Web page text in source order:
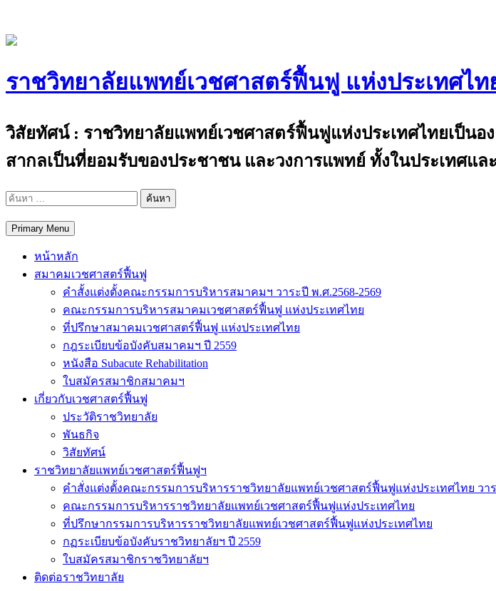
content
ราชวิทยาลัยแพทย์เวชศาสตร์ฟื้นฟู แห่งประเทศไท
วิสัยทัศน์ : ราชวิทยาลัยแพทย์เวชศาสตร์ฟื้นฟูแห่งประเทศไทยเป็
สากลเป็นที่ยอมรับของประชาชน และวงการแพทย์ ทั้งในประเทศแล
ค้นหา
Primary Menu
หน้าหลัก
สมาคมเวชศาสตร์ฟื้นฟู
คำสั้งแต่งตั้งคณะกรรมการบริหารสมาคมฯ วาระปี พ.ศ.2568-2569
คณะกรรมการบริหารสมาคมเวชศาสตร์ฟื้นฟู แห่งประเทศไทย
ที่ปรึกษาสมาคมเวชศาสตร์ฟื้นฟู แห่งประเทศไทย
กฎระเบียบข้อบังคับสมาคมฯ ปี 2559
หนังสือ Subacute Rehabilitation
ใบสมัครสมาชิกสมาคมฯ
เกี่ยวกับเวชศาสตร์ฟื้นฟู
ประวัติราชวิทยาลัย
พันธกิจ
วิสัยทัศน์
ราชวิทยาลัยแพทย์เวชศาสตร์ฟื้นฟูฯ
คำสั่งแต่งตั้งคณะกรรมการบริหารราชวิทยาลัยแพทย์เวชศาสตร์ฟื้นฟูแห่งประเทศไทย วาร
คณะกรรมการบริหารราชวิทยาลัยแพทย์เวชศาสตร์ฟื้นฟูแห่งประเทศไทย
ที่ปรึกษากรรมการบริหารราชวิทยาลัยแพทย์เวชศาสตร์ฟื้นฟูแห่งประเทศไทย
กฏระเบียบข้อบังคับราชวิทยาลัยฯ ปี 2559
ใบสมัครสมาชิกราชวิทยาลัยฯ
ติดต่อราชวิทยาลัย